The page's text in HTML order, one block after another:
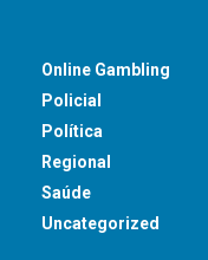
Online Gambling
Policial
Política
Regional
Saúde
Uncategorized